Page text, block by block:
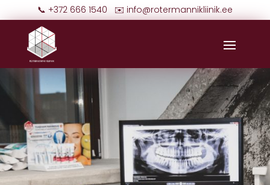
📞 +372 666 1540 ✉️ info@rotermannikliinik.ee